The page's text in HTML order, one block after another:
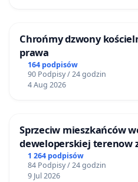
Chrońmy dzwony
prawa
164 podpisów
90 Podpisy / 24 godzin
4 Aug 2026
Sprzeciw mieszkańców
deweloperskiej terenow
Bulwarów Straceńskich
1 264 podpisów
84 Podpisy / 24 godzin
9 Jul 2026